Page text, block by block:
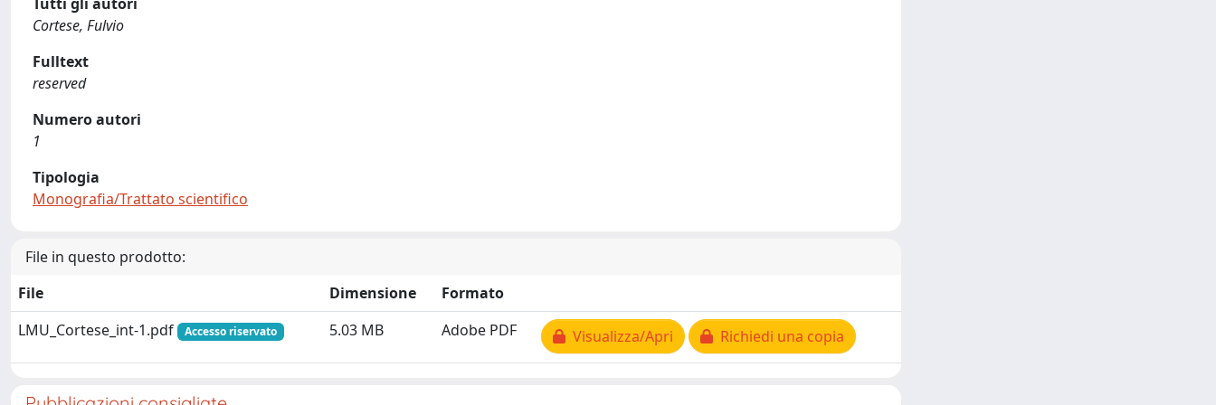
Cortese, Fulvio
Fulltext
reserved
Numero autori
1
Tipologia
Monografia/Trattato scientifico
File in questo prodotto:
File
Dimensione
Formato
LMU_Cortese_int-1.pdf
Accesso riservato 5.03 MB Adobe PDF Visualizza/Apri Richiedi una copia